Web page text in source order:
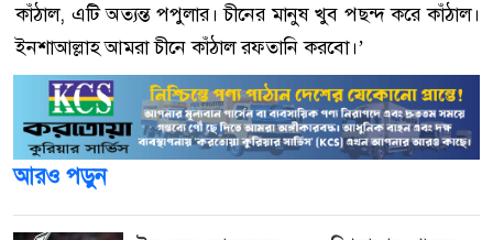
কাঁঠাল, এটি অত্যন্ত পপুলার। চীনের মানুষ খুব পছন্দ করে কাঁঠাল।
ইনশাআল্লাহ আমরা চীনে কাঁঠাল রফতানি করবো।’
আরও পড়ুন